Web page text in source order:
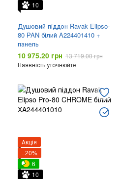
10
Душовий піддон Ravak Elipso-
80 PAN білий A224401410 +
панель
10 975.20 грн 13 719.00 грн
Наявність уточнюйте
Акція
−20%
6
10